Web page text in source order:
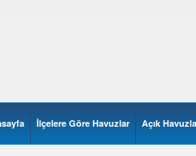
İlçelere Göre Havuzlar Açık